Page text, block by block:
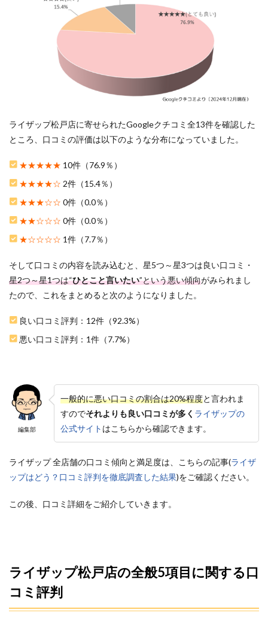
する
口コ
判
3
ザッ
戸店
をお
すす
る5
つの
理由
1.一人
りに
ダー
メイ
ドプ
ログ
ラム
3.2
2.質の
トレ
ンツ
ーマ
ント
レー
ニン
ライザップ松戸店に寄せられたGoogleクチコミ全13件を確認した
ところ、口コミの評価は以下のような分布になっていました。
★★★★★ 10件（76.9％）
★★★★☆ 2件（15.4％）
★★★☆☆ 0件（0.0％）
★★☆☆☆ 0件（0.0％）
★☆☆☆☆ 1件（7.7％）
そして口コミの内容を読み込むと、星5つ～星3つは良い口コミ・
星2つ～星1つは“ひとこと言いたい”という悪い傾向がみられまし
たので、これをまとめると次のようになりました。
良い口コミ評判：12件（92.3%）
悪い口コミ評判：1件（7.7%）
編集部
一般的に悪い口コミの割合は20%程度と言われま
すのでそれよりも良い口コミが多く ライザップの
公式サイト はこちらから確認できます。
ライザップ 全店舗の口コミ傾向と満足度は、こちらの記事(ライザ
ップはどう？口コミ評判を徹底調査した結果)をご確認ください。
この後、口コミ詳細をご紹介していきます。
ライザップ松戸店の全般5項目に関する口
コミ評判